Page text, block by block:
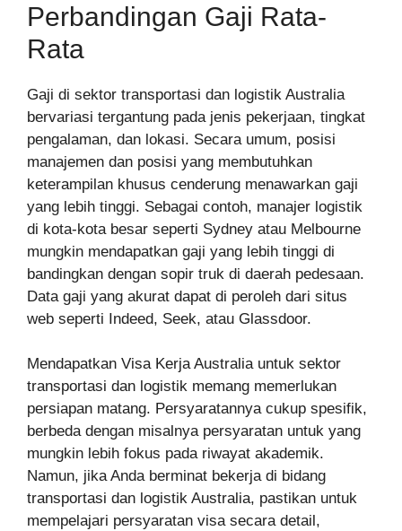
Perbandingan Gaji Rata-
Rata
Gaji di sektor transportasi dan logistik Australia
bervariasi tergantung pada jenis pekerjaan, tingkat
pengalaman, dan lokasi. Secara umum, posisi
manajemen dan posisi yang membutuhkan
keterampilan khusus cenderung menawarkan gaji
yang lebih tinggi. Sebagai contoh, manajer logistik
di kota-kota besar seperti Sydney atau Melbourne
mungkin mendapatkan gaji yang lebih tinggi di
bandingkan dengan sopir truk di daerah pedesaan.
Data gaji yang akurat dapat di peroleh dari situs
web seperti Indeed, Seek, atau Glassdoor.
Mendapatkan Visa Kerja Australia untuk sektor
transportasi dan logistik memang memerlukan
persiapan matang. Persyaratannya cukup spesifik,
berbeda dengan misalnya persyaratan untuk yang
mungkin lebih fokus pada riwayat akademik.
Namun, jika Anda berminat bekerja di bidang
transportasi dan logistik Australia, pastikan untuk
mempelajari persyaratan visa secara detail,